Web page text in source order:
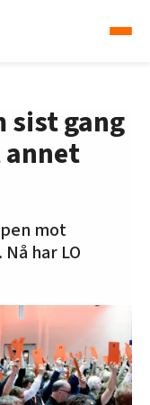
sist gang
mot
har LO